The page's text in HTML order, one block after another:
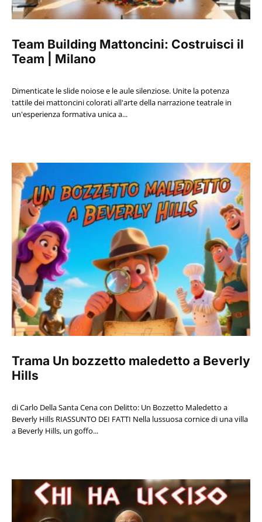
Team Building Mattoncini: Costruisci il
Team | Milano
Dimenticate le slide noiose e le aule silenziose. Unite la potenza
tattile dei mattoncini colorati all'arte della narrazione teatrale in
un'esperienza formativa unica a...
Trama Un bozzetto maledetto a Beverly
Hills
di Carlo Della Santa Cena con Delitto: Un Bozzetto Maledetto a
Beverly Hills RIASSUNTO DEI FATTI Nella lussuosa cornice di una villa
a Beverly Hills, un goffo...